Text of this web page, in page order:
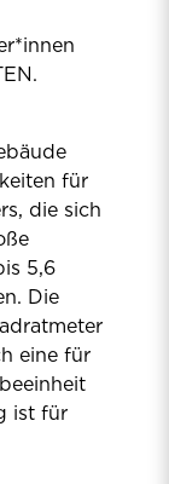
für
die sich
5,6
Die
eine für
ist für